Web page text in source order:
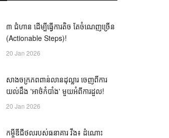
៣ ជំហាន ដើម្បីធ្វើការតិច តែចំណេញច្រើន
(Actionable Steps)!
20 Jan 2026
សាងចក្រភពពាន់លានដុល្លារ ចេញពីការ
យល់ដឹង 'អាថ៌កំបាំង' មួយអំពីការដួល!
20 Jan 2026
កម្ចីឌីជីថលរបស់ធនាគារ វីង៖ ដំណោះ